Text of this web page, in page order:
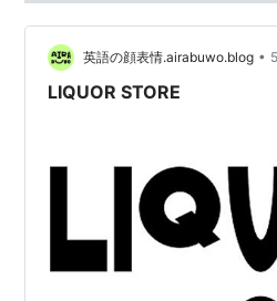
英語の顔表情.airabuwo.blog •
LIQUOR STORE